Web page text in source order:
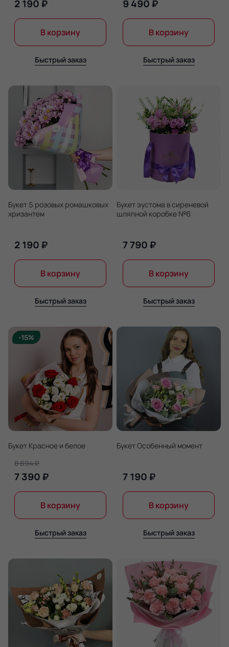
2 190 ₽
В корзину
Быстрый заказ
9 490 ₽
В корзину
Быстрый заказ
Букет 5 розовых ромашковых
хризантем
2 190 ₽
В корзину
Быстрый заказ
Букет эустома в сиреневой
шляпной коробке №6
7 790 ₽
В корзину
Быстрый заказ
-15%
Букет Красное и белое
7 390 ₽
8 694 ₽
В корзину
Быстрый заказ
Букет Особенный момент
7 190 ₽
В корзину
Быстрый заказ